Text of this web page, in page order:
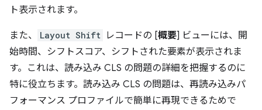
ト表示されます。
また、 Layout Shift レコードの [概要] ビューには、開
始時間、シフトスコア、シフトされた要素が表示されま
す。これは、読み込み CLS の問題の詳細を把握するのに
特に役立ちます。読み込み CLS の問題は、再読み込みパ
フォーマンス プロファイルで簡単に再現できるためで